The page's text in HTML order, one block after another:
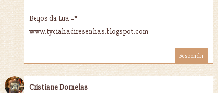
Beijos da Lua =*
www.tyciahadiresenhas.blogspot.com
Responder
Cristiane Dornelas